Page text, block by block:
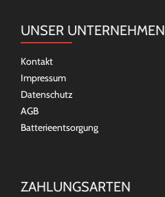
UNSER UNTERNEHMEN
Kontakt
Impressum
Datenschutz
AGB
Batterieentsorgung
ZAHLUNGSARTEN